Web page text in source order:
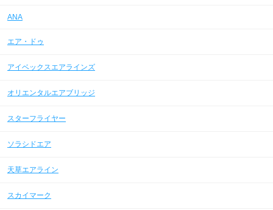
ANA
エア・ドゥ
アイベックスエアラインズ
オリエンタルエアブリッジ
スターフライヤー
ソラシドエア
天草エアライン
スカイマーク